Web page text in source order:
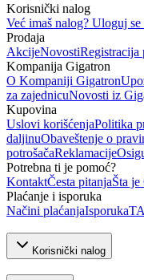
Korisnički nalog
Već imaš nalog? Uloguj se
Prodaja
AkcijeNovostiRegistracija
Kompanija Gigatron
O Kompaniji Gigatron
za zajednicuNovosti iz
Kupovina
Uslovi korišćenjaPolitika
daljinuObaveštenje o
potrošačaReklamacije
Potrebna ti je pomoć?
KontaktČesta pitanjaŠta
Plaćanje i isporuka
Načini plaćanjaIsporuka
Korisnički nalog